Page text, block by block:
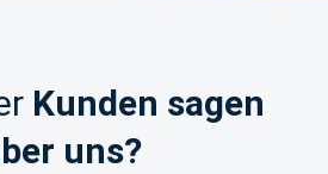
Kunden sagen
uns?